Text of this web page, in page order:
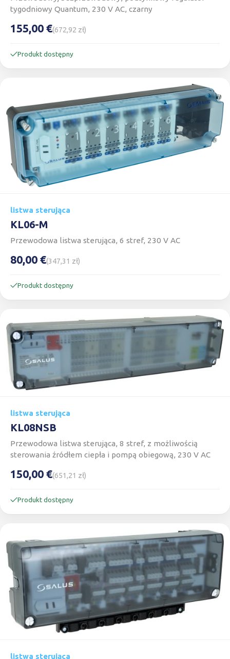
tygodniowy Quantum, 230 V AC, czarny
155,00 €(672,92 zł)
Produkt dostępny
listwa sterująca
KL06-M
Przewodowa listwa sterująca, 6 stref, 230 V AC
80,00 €(347,31 zł)
Produkt dostępny
listwa sterująca
KL08NSB
Przewodowa listwa sterująca, 8 stref, z możliwością
sterowania źródłem ciepła i pompą obiegową, 230 V AC
150,00 €(651,21 zł)
Produkt dostępny
listwa sterująca